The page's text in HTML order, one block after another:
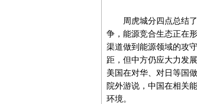
周虎城分四点总结了
争，能源竞合生态正在
渠道做到能源领域的攻
距，但中方仍应大力发
美国在对华、对日等国
院外游说，中国在相关
环境。